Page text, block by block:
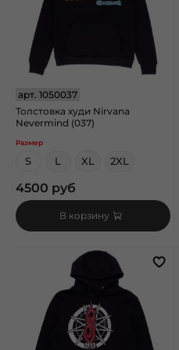
арт. 1050037
Толстовка худи Nirvana
Nevermind (037)
Размер
S L XL 2XL
4500 руб
В корзину